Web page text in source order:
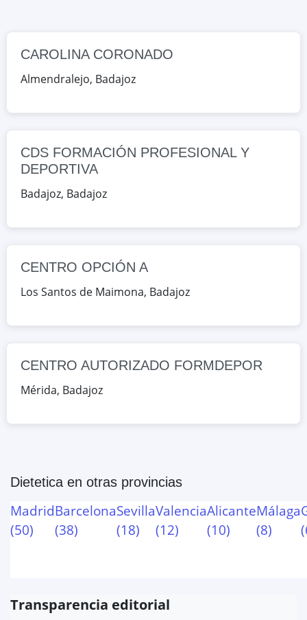
Google Maps
OpenStreetMap
CENTRO OPCIÓN A
Maimona, Badajoz, España
Google Maps
OpenStreetMap
CENTRO AUTORIZADO
FORMDEPOR
Google Maps
CAROLINA CORONADO
Almendralejo, Badajoz
CDS FORMACIÓN PROFESIONAL Y
DEPORTIVA
Badajoz, Badajoz
CENTRO OPCIÓN A
Los Santos de Maimona, Badajoz
CENTRO AUTORIZADO FORMDEPOR
Mérida, Badajoz
Dietetica en otras provincias
Madrid
(50)
Barcelona
(38)
Sevilla
(18)
Valencia
(12)
Alicante
(10)
Málaga
(8)
(
Transparencia editorial